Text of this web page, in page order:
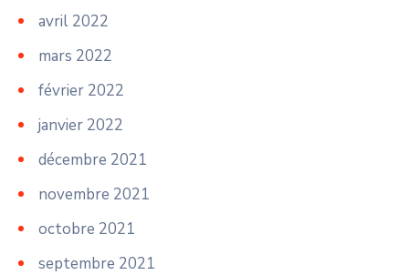
avril 2022
mars 2022
février 2022
janvier 2022
décembre 2021
novembre 2021
octobre 2021
septembre 2021